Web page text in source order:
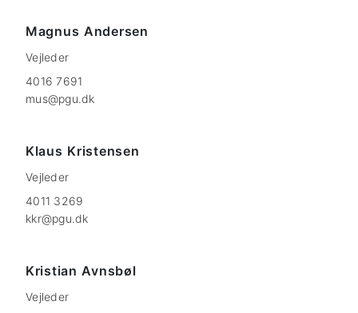
Magnus Andersen
Vejleder
4016 7691
mus@pgu.dk
Klaus Kristensen
Vejleder
4011 3269
kkr@pgu.dk
Kristian Avnsbøl
Vejleder